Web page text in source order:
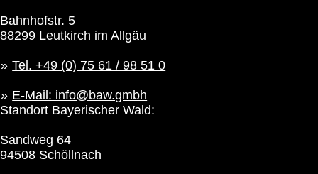
Bahnhofstr. 5
88299 Leutkirch im Allgäu
Tel. +49 (0) 75 61 / 98 51 0
E-Mail: info@baw.gmbh
Standort Bayerischer Wald:
Sandweg 64
94508 Schöllnach